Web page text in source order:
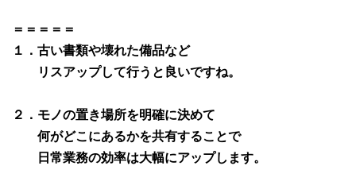
＝＝＝＝＝
１．古い書類や壊れた備品など
リスアップして行うと良いですね。
２．モノの置き場所を明確に決めて
何がどこにあるかを共有することで
日常業務の効率は大幅にアップします。